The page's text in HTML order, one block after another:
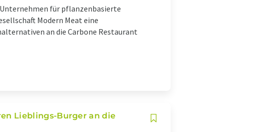
für pflanzenbasierte
Modern Meat eine
an die Carbone Restaurant
Lieblings-Burger an die